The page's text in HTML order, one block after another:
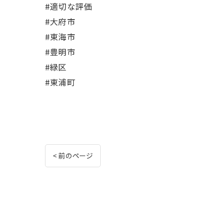
#適切な評価
#大府市
#東海市
#豊明市
#緑区
#東浦町
< 前のページ